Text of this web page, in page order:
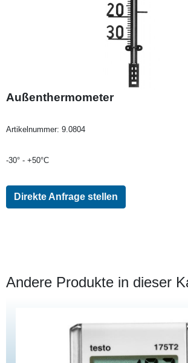
Außenthermometer
Artikelnummer: 9.0804
-30° - +50°C
Direkte Anfrage stellen
Andere Produkte in dieser